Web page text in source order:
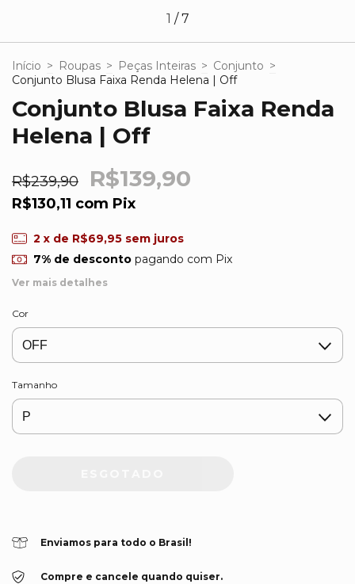
1 /7
Início > Roupas > Peças Inteiras > Conjunto >
Conjunto Blusa Faixa Renda Helena | Off
Conjunto Blusa Faixa Renda
Helena | Off
R$239,90 R$139,90
R$130,11 com Pix
2 x de R$69,95 sem juros
7% de descontopagando com Pix
Ver mais detalhes
Cor
Tamanho
Enviamos para todo o Brasil!
Compre e cancele quando quiser.